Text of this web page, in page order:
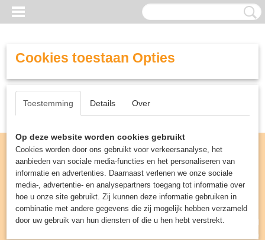
Inloggen Registreren
UW WINKELWAGEN
(0)
Cookies toestaan Opties
Toestemming Details Over
Op deze website worden cookies gebruikt
Cookies worden door ons gebruikt voor verkeersanalyse, het
aanbieden van sociale media-functies en het personaliseren van
informatie en advertenties. Daarnaast verlenen we onze sociale
media-, advertentie- en analysepartners toegang tot informatie over
hoe u onze site gebruikt. Zij kunnen deze informatie gebruiken in
combinatie met andere gegevens die zij mogelijk hebben verzameld
door uw gebruik van hun diensten of die u hen hebt verstrekt.